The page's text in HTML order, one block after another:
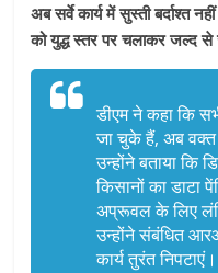
अब सर्वे कार्य में सुस्ती बर्दाश्त
को युद्ध स्तर पर चलाकर जल्द से
डीएम ने कहा कि
जा चुके हैं, अब
उन्होंने बताया कि
किसानों का डाटा
अप्रूवल के लिए
उन्होंने संबंधित
कार्य तुरंत निपटाएं।